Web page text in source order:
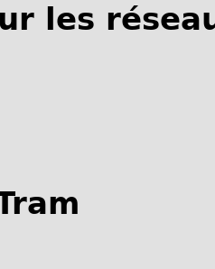
les